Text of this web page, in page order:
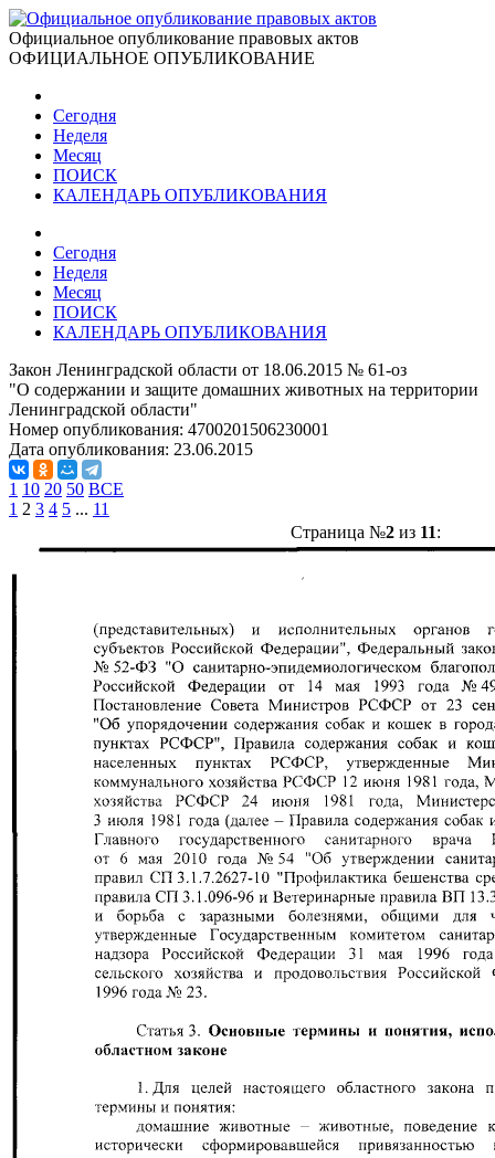
Официальное опубликование правовых актов
ОФИЦИАЛЬНОЕ ОПУБЛИКОВАНИЕ
Сегодня
Неделя
Месяц
ПОИСК
КАЛЕНДАРЬ ОПУБЛИКОВАНИЯ
Сегодня
Неделя
Месяц
ПОИСК
КАЛЕНДАРЬ ОПУБЛИКОВАНИЯ
Закон Ленинградской области от 18.06.2015 № 61-оз
"О содержании и защите домашних животных на территории
Ленинградской области"
Номер опубликования: 4700201506230001
Дата опубликования: 23.06.2015
1 10 20 50 ВСЕ
1 2 3 4 5 ... 11
Страница №2 из 11: